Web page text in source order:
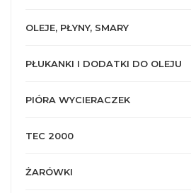
OLEJE, PŁYNY, SMARY
PŁUKANKI I DODATKI DO OLEJU
PIÓRA WYCIERACZEK
TEC 2000
ŻARÓWKI